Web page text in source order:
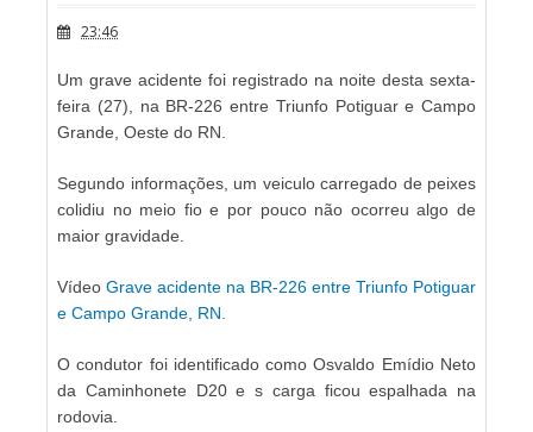
23:46
Um grave acidente foi registrado na noite desta sexta-
feira (27), na BR-226 entre Triunfo Potiguar e Campo
Grande, Oeste do RN.
Segundo informações, um veiculo carregado de peixes
colidiu no meio fio e por pouco não ocorreu algo de
maior gravidade.
Vídeo Grave acidente na BR-226 entre Triunfo Potiguar
e Campo Grande, RN.
O condutor foi identificado comoOsvaldo Emídio Neto
da Caminhonete D20 e s carga ficou espalhada na
rodovia.